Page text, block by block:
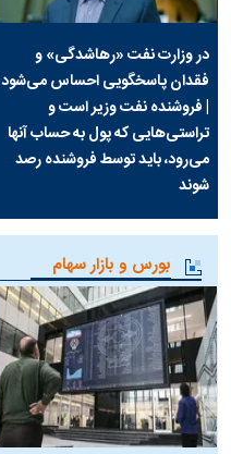
در وزارت نفت «رهاشدگی» و
فقدان پاسخگویی احساس می‌شود
| فروشنده نفت وزیر است و
تراستی‌هایی که پول به حساب آنها
می‌رود، باید توسط فروشنده رصد
شوند
بورس و بازار سهام